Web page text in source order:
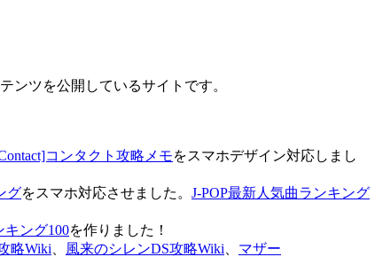
ンツを公開しているサイトです。
コンタクト攻略メモをスマホデザイン対応しまし
グをスマホ対応させました。 J-POP最新人気曲ランキング
キング100を作りました！
略Wiki 風来のシレンDS攻略Wiki
マザー